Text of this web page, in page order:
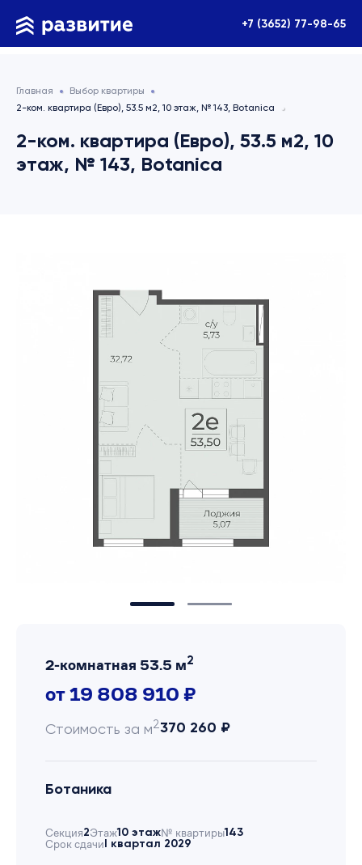
+7 (3652) 77-98-65
Главная
Выбор квартиры
2-ком. квартира (Евро), 53.5 м2, 10 этаж, № 143, Botanica
2-ком. квартира (Евро), 53.5 м2, 10
этаж, № 143, Botanica
2-комнатная 53.5 м2
от 19 808 910 ₽
Стоимость за м2370 260 ₽
Ботаника
Секция2Этаж10 этаж№ квартиры143
Срок сдачиI квартал 2029